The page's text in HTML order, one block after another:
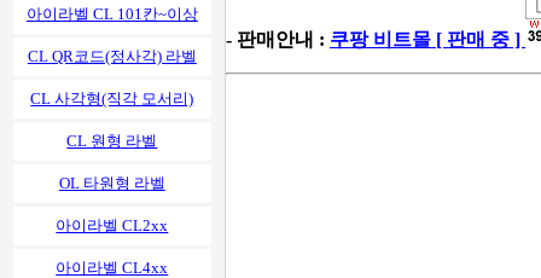
아이라벨 CL 101칸~이상
CL QR코드(정사각) 라벨
CL 사각형(직각 모서리)
CL 원형 라벨
OL 타원형 라벨
아이라벨 CL2xx
아이라벨 CL4xx
- 판매안내 : 쿠팡 비트몰 [ 판매 중 ]